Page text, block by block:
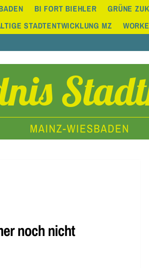
BI FORT BIEHLER
GRÜNE
STADTENTWICKLUNG MZ
MAINZ-WIESBADEN
noch nicht